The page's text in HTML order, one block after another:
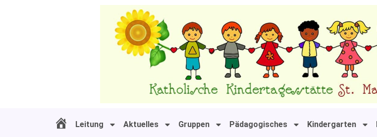
#11 (kein Titel)
Leitung Aktuelles Gruppen Pädagogisches Kindergarten